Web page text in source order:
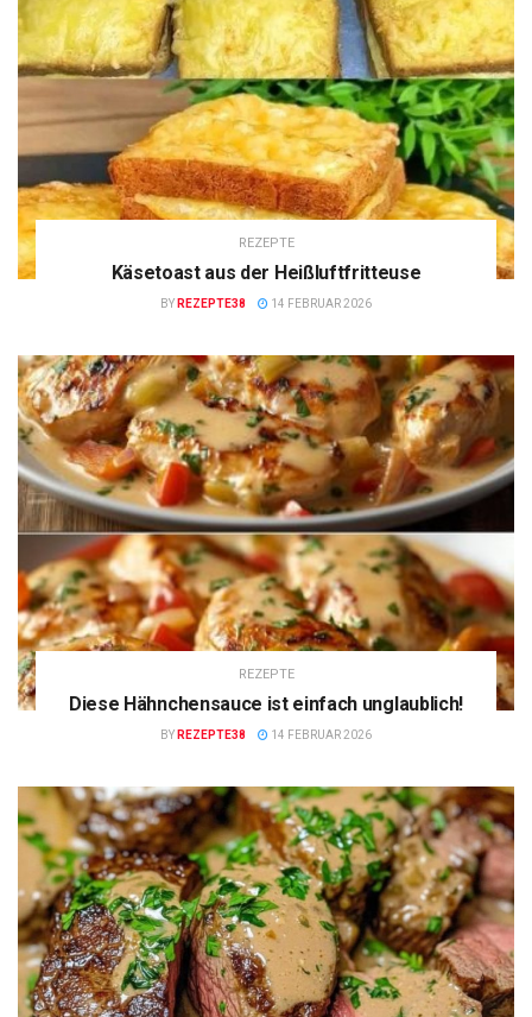
REZEPTE
Käsetoast aus der Heißluftfritteuse
BY REZEPTE38 14 FEBRUAR 2026
REZEPTE
Diese Hähnchensauce ist einfach unglaublich!
BY REZEPTE38 14 FEBRUAR 2026